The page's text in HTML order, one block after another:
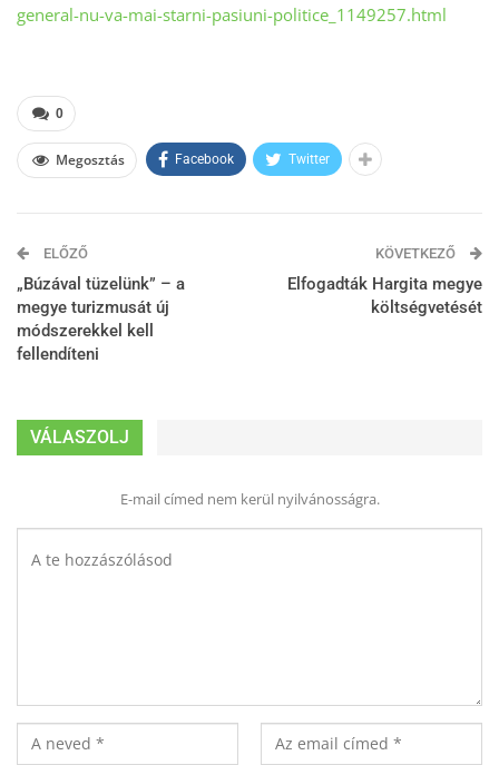
general-nu-va-mai-starni-pasiuni-politice_ 1149257.html
0
Megosztás Facebook Twitter
ELŐZŐ
„Búzával tüzelünk” – a
megye turizmusát új
módszerekkel kell
fellendíteni
KÖVETKEZŐ
Elfogadták Hargita megye
költségvetését
VÁLASZOLJ
E-mail címed nem kerül nyilvánosságra.